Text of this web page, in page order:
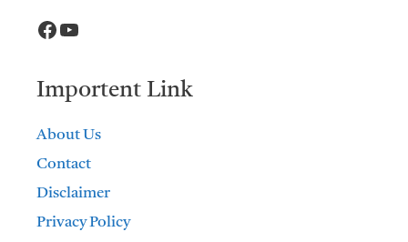
Facebook
YouTube
Importent Link
About Us
Contact
Disclaimer
Privacy Policy